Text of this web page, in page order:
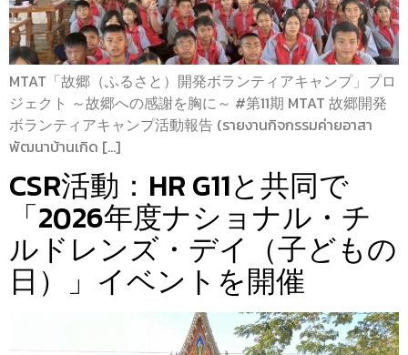
MTAT「故郷（ふるさと）開発ボランティアキャンプ」プロ
ジェクト ～故郷への感謝を胸に～ #第11期 MTAT 故郷開発
ボランティアキャンプ活動報告 (รายงานกิจกรรมค่ายอาสา
พัฒนาบ้านเกิด […]
CSR活動：HR G11と共同で
「2026年度ナショナル・チ
ルドレンズ・デイ（子どもの
日）」イベントを開催